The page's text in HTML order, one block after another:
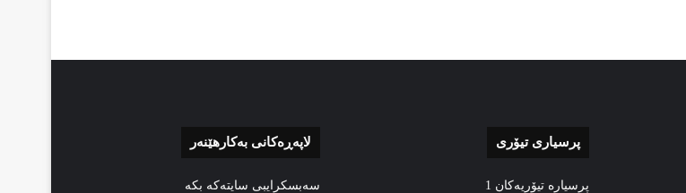
پرسیاری تیۆری
پرسیارە تیۆریەکان 1
لاپەڕەکانی بەکارهێنەر
سەبسکرایبی سایتەکە بکە